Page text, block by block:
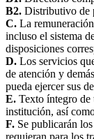
B2. Distributivo de
C. La
incluso el sistema
disposiciones
D. Los servicios
de atención y
pueda ejercer sus
E. Texto íntegro de
institución, así
F. Se publicarán
requieran para los